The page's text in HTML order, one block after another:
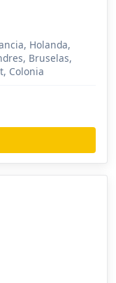
Holanda,
Bruselas,
Colonia